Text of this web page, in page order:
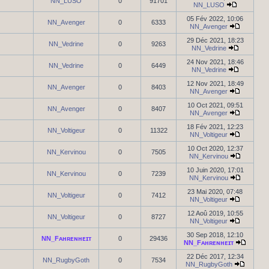
NN_LUSO
NN_Avenger 0 6333
05 Fév 2022, 10:06
NN_Avenger
NN_Vedrine 0 9263
29 Déc 2021, 18:23
NN_Vedrine
NN_Vedrine 0 6449
24 Nov 2021, 18:46
NN_Vedrine
NN_Avenger 0 8403
12 Nov 2021, 18:49
NN_Avenger
NN_Avenger 0 8407
10 Oct 2021, 09:51
NN_Avenger
NN_Voltigeur 0 11322
18 Fév 2021, 12:23
NN_Voltigeur
NN_Kervinou 0 7505
10 Oct 2020, 12:37
NN_Kervinou
NN_Kervinou 0 7239
10 Juin 2020, 17:01
NN_Kervinou
NN_Voltigeur 0 7412
23 Mai 2020, 07:48
NN_Voltigeur
NN_Voltigeur 0 8727
12 Aoû 2019, 10:55
NN_Voltigeur
NN_Fᴀʜʀᴇɴʜᴇɪᴛ 0 29436
30 Sep 2018, 12:10
NN_Fᴀʜʀᴇɴʜᴇɪᴛ
NN_RugbyGoth 0 7534
22 Déc 2017, 12:34
NN_RugbyGoth